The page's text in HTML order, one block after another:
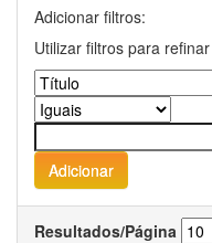
Adicionar filtros:
Utilizar filtros para
Resultados/Página